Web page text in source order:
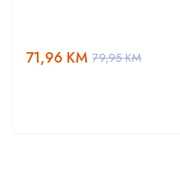
79,95KM
71,96 KM